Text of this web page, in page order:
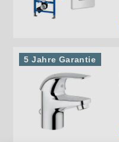
5 Jahre Garantie